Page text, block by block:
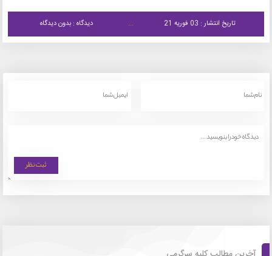
تاریخ انتشار : 03 فوریه 21 دیدگاه : بدون دیدگاه